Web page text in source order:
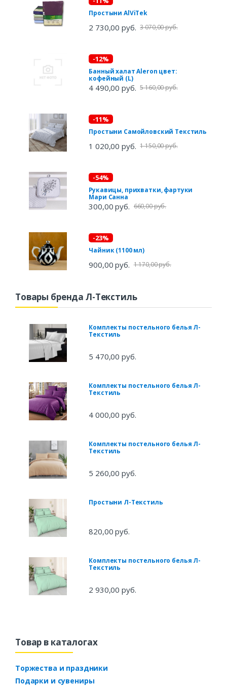
Простыни AlViTek
2 730,00 руб. 3 070,00 руб.
-12%
Банный халат Aleron цвет:
кофейный (L)
4 490,00 руб. 5 160,00 руб.
-11%
Простыни Самойловский Текстиль
1 020,00 руб. 1 150,00 руб.
-54%
Рукавицы, прихватки, фартуки
Мари Санна
300,00 руб. 660,00 руб.
-23%
Чайник (1100 мл)
900,00 руб. 1 170,00 руб.
Товары бренда Л-Текстиль
Комплекты постельного белья Л-
Текстиль
5 470,00 руб.
Комплекты постельного белья Л-
Текстиль
4 000,00 руб.
Комплекты постельного белья Л-
Текстиль
5 260,00 руб.
Простыни Л-Текстиль
820,00 руб.
Комплекты постельного белья Л-
Текстиль
2 930,00 руб.
Товар в каталогах
Торжества и праздники
Подарки и сувениры